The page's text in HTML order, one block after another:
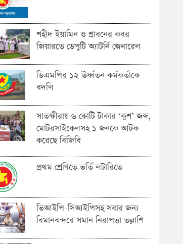
শহীদ ইয়ামিন ও শ্রাবনের কবর
জিয়ারতে ডেপুটি অ্যাটর্নি জেনারেল
ডিএমপির ১২ ঊর্ধ্বতন কর্মকর্তাকে
বদলি
সাতক্ষীরায় ৬ কোটি টাকার ‘কুশ’ জব্দ,
মোটরসাইকেলসহ ১ জনকে আটক
করেছে বিজিবি
প্রথম শ্রেণিতে ভর্তি লটারিতে
ভিআইপি-সিআইপিসহ সবার জন্য
বিমানবন্দরে সমান নিরাপত্তা তল্লাশি